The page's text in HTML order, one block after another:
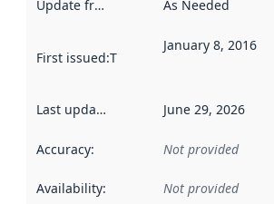
Update frequency As Needed
First issued:This date indicates when
January 8, 2016
Last updated June 29, 2026
Accuracy: Not provided
Availability: Not provided